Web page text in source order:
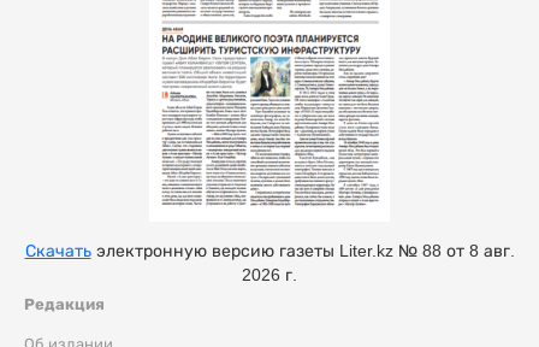
Редакция
Скачатьэлектронную версию газеты Liter.kz № 88 от 8 авг.
2026 г.